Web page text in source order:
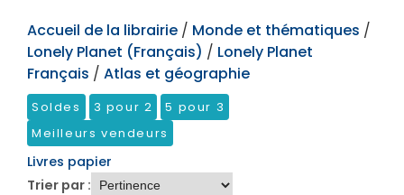
Accueil de la librairie / Monde et thématiques /
Lonely Planet (Français) / Lonely Planet
Français / Atlas et géographie
Soldes 3 pour 2
5 pour 3
Meilleurs vendeurs
Livres papier
Trier par :